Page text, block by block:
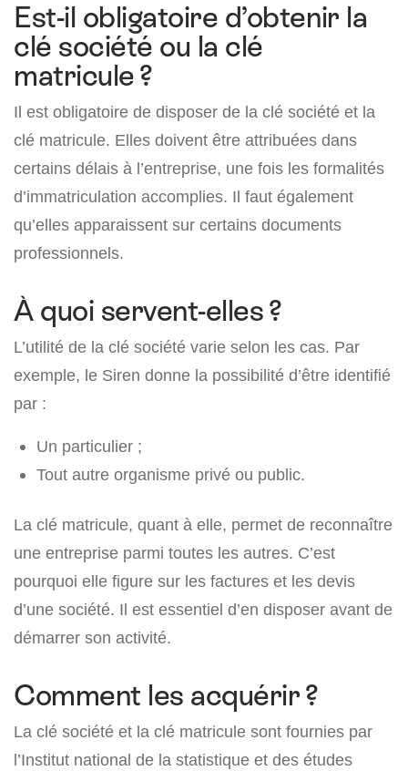
Est-il obligatoire d’obtenir la
clé société ou la clé
matricule ?
Il est obligatoire de disposer de la clé société et la
clé matricule. Elles doivent être attribuées dans
certains délais à l’entreprise, une fois les formalités
d’immatriculation accomplies. Il faut également
qu’elles apparaissent sur certains documents
professionnels.
À quoi servent-elles ?
L’utilité de la clé société varie selon les cas. Par
exemple, le Siren donne la possibilité d’être identifié
par :
Un particulier ;
Tout autre organisme privé ou public.
La clé matricule, quant à elle, permet de reconnaître
une entreprise parmi toutes les autres. C’est
pourquoi elle figure sur les factures et les devis
d’une société. Il est essentiel d’en disposer avant de
démarrer son activité.
Comment les acquérir ?
La clé société et la clé matricule sont fournies par
l’Institut national de la statistique et des études